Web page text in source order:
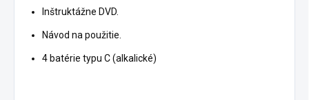
Inštruktážne DVD.
Návod na použitie.
4 batérie typu C (alkalické)